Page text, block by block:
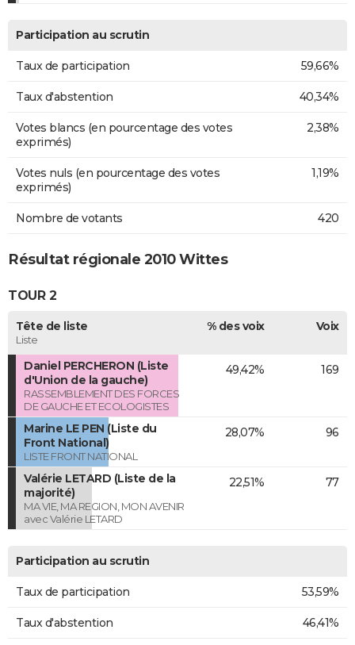
Participation au scrutin
Taux de participation 59,66%
Taux d'abstention 40,34%
Votes blancs (en pourcentage des votes
exprimés)
2,38%
Votes nuls (en pourcentage des votes
exprimés)
1,19%
Nombre de votants 420
Résultat régionale 2010 Wittes
TOUR 2
Tête de liste
Liste
% des voix Voix
Daniel PERCHERON (Liste
d'Union de la gauche)
RASSEMBLEMENT DES FORCES
DE GAUCHE ET ECOLOGISTES
49,42% 169
Marine LE PEN (Liste du
Front National)
LISTE FRONT NATIONAL
28,07% 96
Valérie LETARD (Liste de la
majorité)
MA VIE, MA REGION, MON AVENIR
avec Valérie LETARD
22,51% 77
Participation au scrutin
Taux de participation 53,59%
Taux d'abstention 46,41%